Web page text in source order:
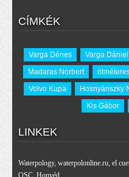
CÍMKÉK
Varga Dénes Varga Dániel
Madaras Norbert
Volvo Kupa
Hosnyánszky
Kis Gábor
LINKEK
Waterpology, waterpolonline.ru, el
OSC Honvéd